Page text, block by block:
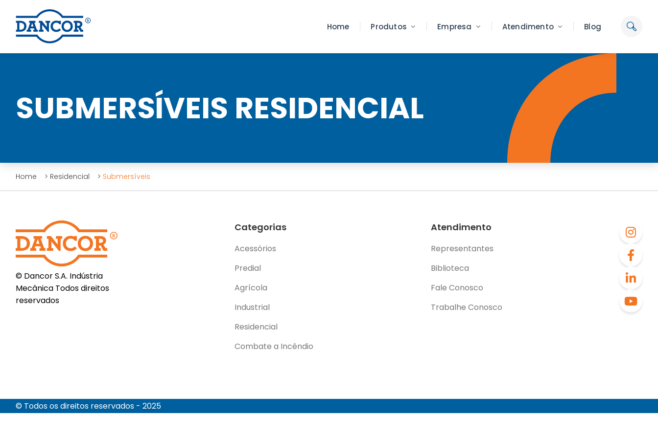
Home Produtos Empresa Atendimento Blog
SUBMERSÍVEIS RESIDENCIAL
Home > Residencial > Submersíveis
© Dancor S.A. Indústria
Mecânica Todos direitos
reservados
Categorias
Acessórios
Predial
Agrícola
Industrial
Residencial
Combate a Incêndio
Atendimento
Representantes
Biblioteca
Fale Conosco
Trabalhe Conosco
© Todos os direitos reservados - 2025